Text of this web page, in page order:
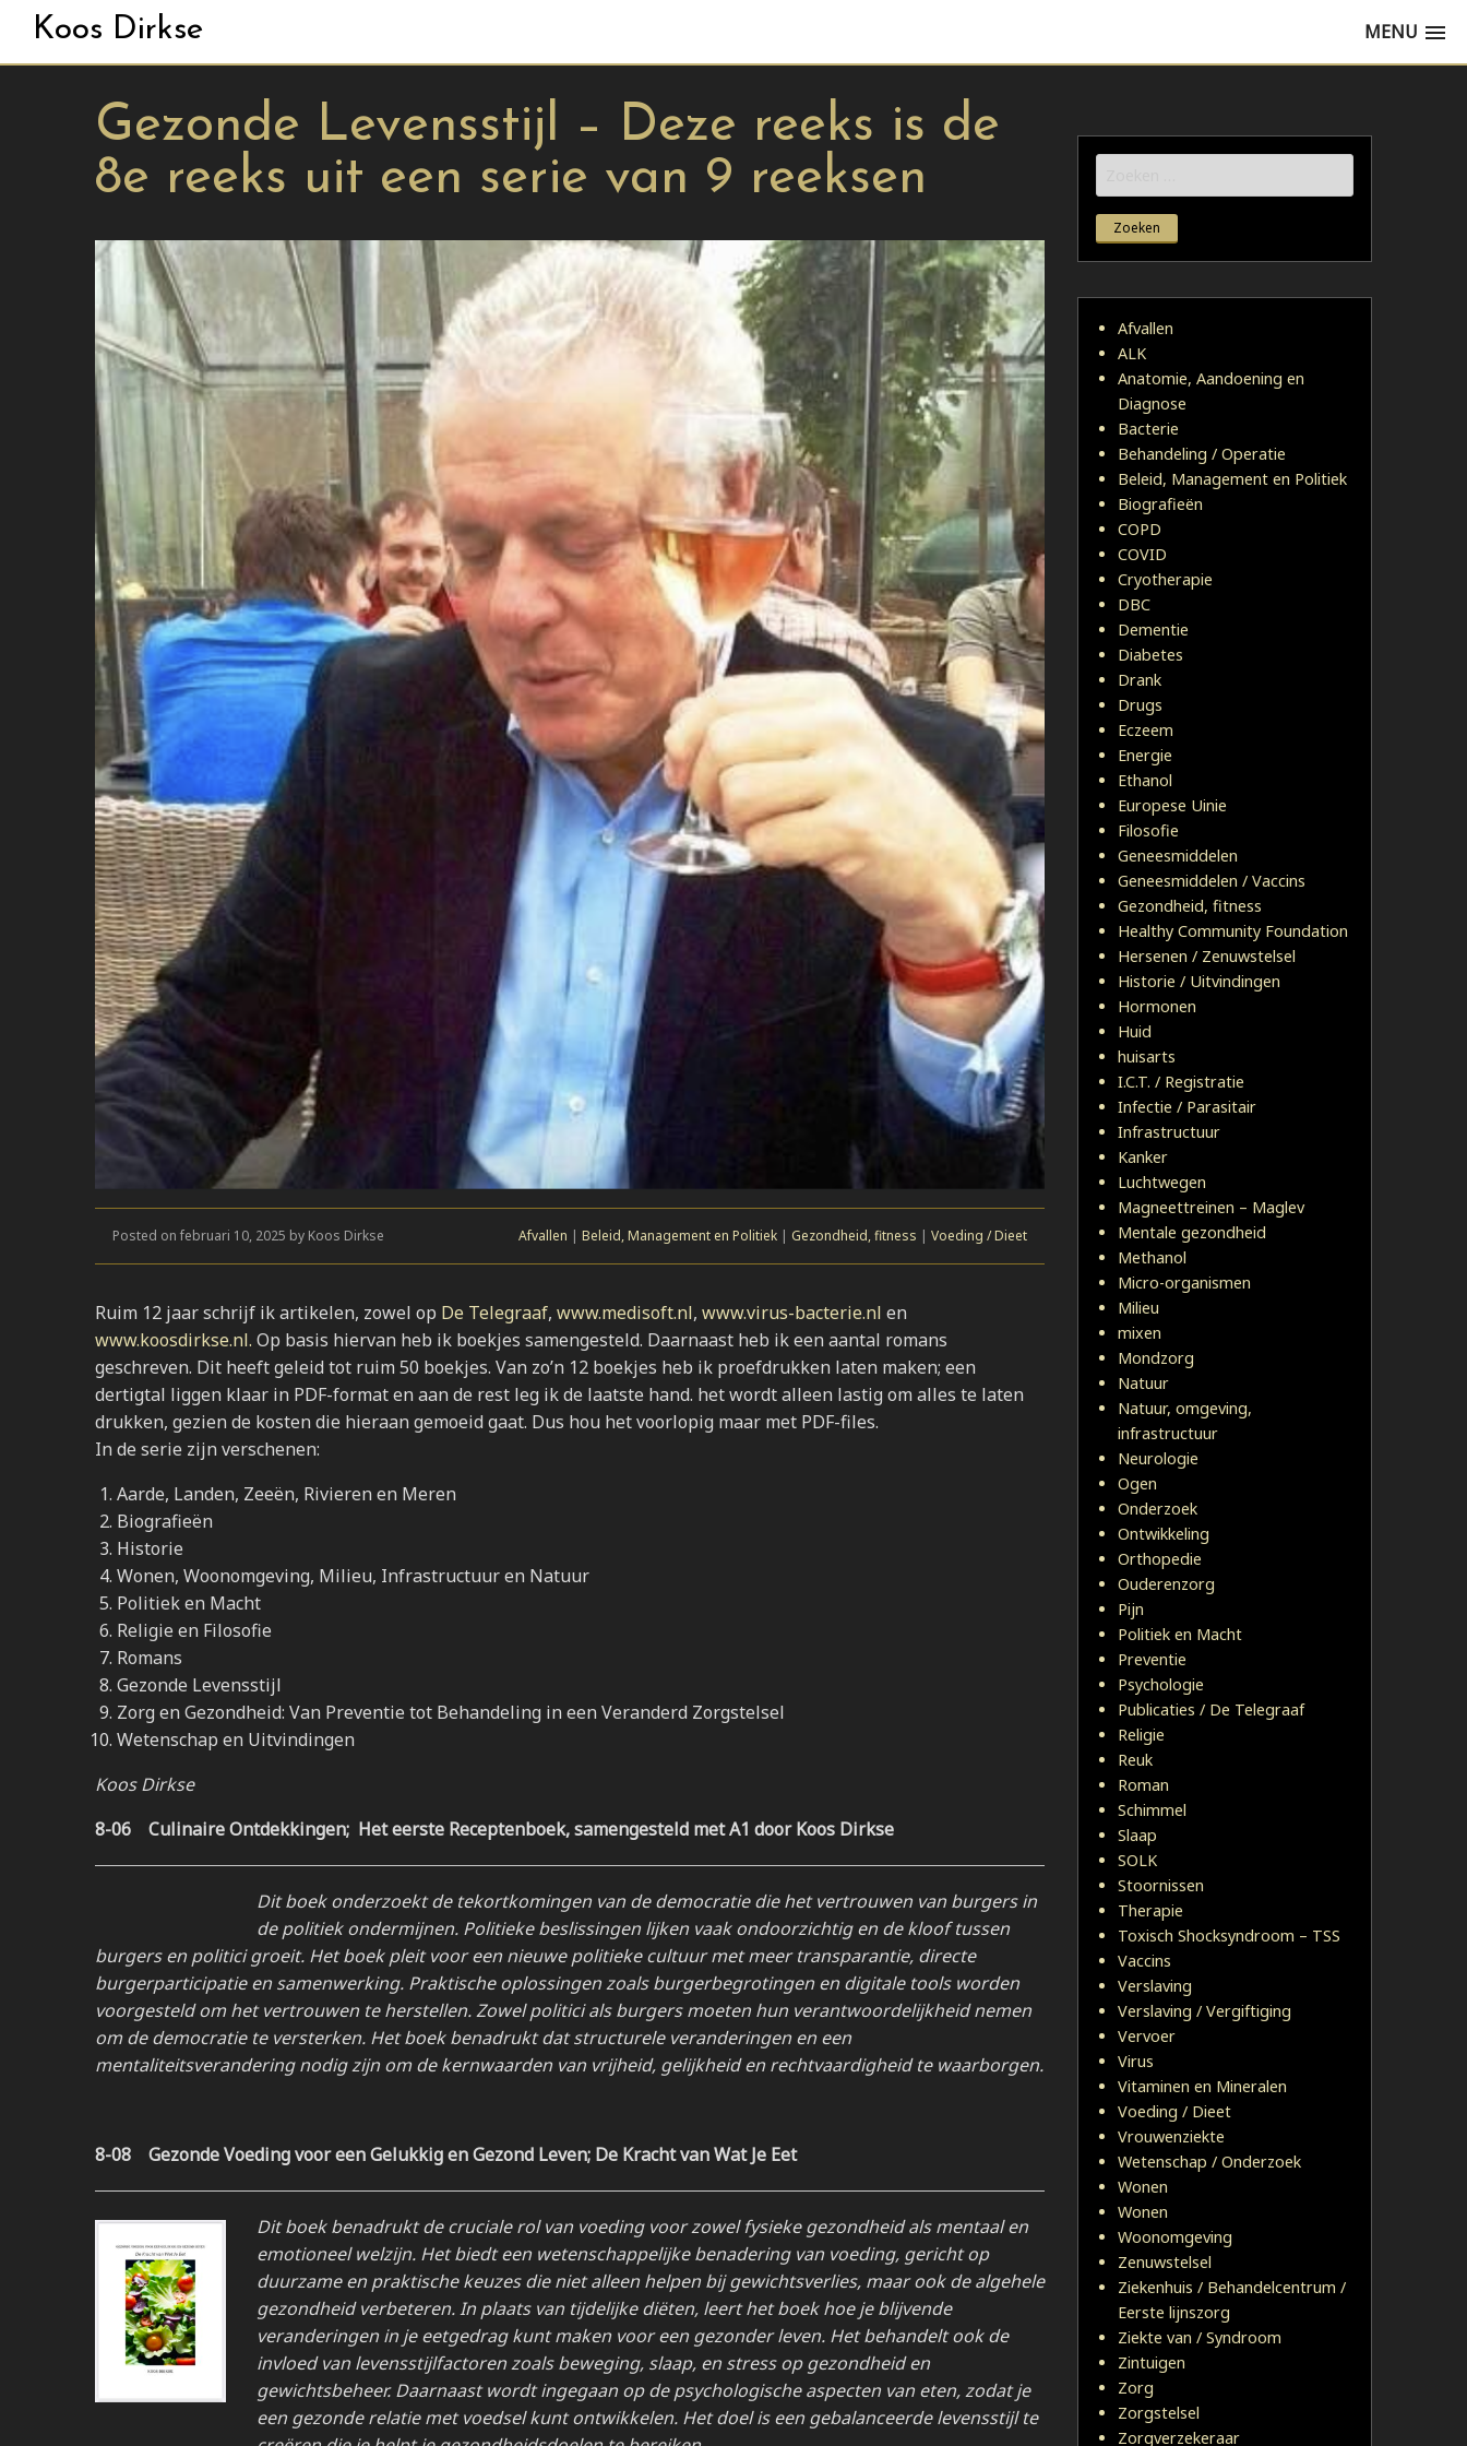
Koos Dirkse MENU
Gezonde Levensstijl – Deze reeks is de
8e reeks uit een serie van 9 reeksen
Posted on februari 10, 2025 by Koos Dirkse Afvallen | Beleid, Management en Politiek | Gezondheid, fitness | Voeding / Dieet
Ruim 12 jaar schrijf ik artikelen, zowel op De Telegraaf, www.medisoft.nl, www.virus-bacterie.nl en
www.koosdirkse.nl. Op basis hiervan heb ik boekjes samengesteld. Daarnaast heb ik een aantal romans
geschreven. Dit heeft geleid tot ruim 50 boekjes. Van zo’n 12 boekjes heb ik proefdrukken laten maken; een
dertigtal liggen klaar in PDF-format en aan de rest leg ik de laatste hand. het wordt alleen lastig om alles te laten
drukken, gezien de kosten die hieraan gemoeid gaat. Dus hou het voorlopig maar met PDF-files.
In de serie zijn verschenen:
Aarde, Landen, Zeeën, Rivieren en Meren
Biografieën
Historie
Wonen, Woonomgeving, Milieu, Infrastructuur en Natuur
Politiek en Macht
Religie en Filosofie
Romans
Gezonde Levensstijl
Zorg en Gezondheid: Van Preventie tot Behandeling in een Veranderd Zorgstelsel
Wetenschap en Uitvindingen
Koos Dirkse
8-06 Culinaire Ontdekkingen; Het eerste Receptenboek, samengesteld met A1 door Koos Dirkse
Dit boek onderzoekt de tekortkomingen van de democratie die het vertrouwen van burgers in
de politiek ondermijnen. Politieke beslissingen lijken vaak ondoorzichtig en de kloof tussen
burgers en politici groeit. Het boek pleit voor een nieuwe politieke cultuur met meer transparantie, directe
burgerparticipatie en samenwerking. Praktische oplossingen zoals burgerbegrotingen en digitale tools worden
voorgesteld om het vertrouwen te herstellen. Zowel politici als burgers moeten hun verantwoordelijkheid nemen
om de democratie te versterken. Het boek benadrukt dat structurele veranderingen en een
mentaliteitsverandering nodig zijn om de kernwaarden van vrijheid, gelijkheid en rechtvaardigheid te waarborgen.
8-08 Gezonde Voeding voor een Gelukkig en Gezond Leven; De Kracht van Wat Je Eet
Dit boek benadrukt de cruciale rol van voeding voor zowel fysieke gezondheid als mentaal en
emotioneel welzijn. Het biedt een wetenschappelijke benadering van voeding, gericht op
duurzame en praktische keuzes die niet alleen helpen bij gewichtsverlies, maar ook de algehele
gezondheid verbeteren. In plaats van tijdelijke diëten, leert het boek hoe je blijvende
veranderingen in je eetgedrag kunt maken voor een gezonder leven. Het behandelt ook de
invloed van levensstijlfactoren zoals beweging, slaap, en stress op gezondheid en
gewichtsbeheer. Daarnaast wordt ingegaan op de psychologische aspecten van eten, zodat je
een gezonde relatie met voedsel kunt ontwikkelen. Het doel is een gebalanceerde levensstijl te
naar:
Afvallen
ALK
Anatomie, Aandoening en
Diagnose
Bacterie
Behandeling / Operatie
Beleid, Management en Politiek
Biografieën
COPD
COVID
Cryotherapie
DBC
Dementie
Diabetes
Drank
Drugs
Eczeem
Energie
Ethanol
Europese Uinie
Filosofie
Geneesmiddelen
Geneesmiddelen / Vaccins
Gezondheid, fitness
Healthy Community Foundation
Hersenen / Zenuwstelsel
Historie / Uitvindingen
Hormonen
Huid
huisarts
I.C.T. / Registratie
Infectie / Parasitair
Infrastructuur
Kanker
Luchtwegen
Magneettreinen – Maglev
Mentale gezondheid
Methanol
Micro-organismen
Milieu
mixen
Mondzorg
Natuur
Natuur, omgeving,
infrastructuur
Neurologie
Ogen
Onderzoek
Ontwikkeling
Orthopedie
Ouderenzorg
Pijn
Politiek en Macht
Preventie
Psychologie
Publicaties / De Telegraaf
Religie
Reuk
Roman
Schimmel
Slaap
SOLK
Stoornissen
Therapie
Toxisch Shocksyndroom – TSS
Vaccins
Verslaving
Verslaving / Vergiftiging
Vervoer
Virus
Vitaminen en Mineralen
Voeding / Dieet
Vrouwenziekte
Wetenschap / Onderzoek
Wonen
Wonen
Woonomgeving
Zenuwstelsel
Ziekenhuis / Behandelcentrum /
Eerste lijnszorg
Ziekte van / Syndroom
Zintuigen
Zorg
Zorgstelsel
Zorgverzekeraar